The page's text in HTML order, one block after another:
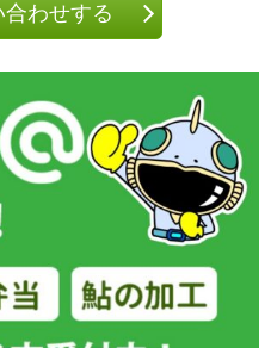
わせする